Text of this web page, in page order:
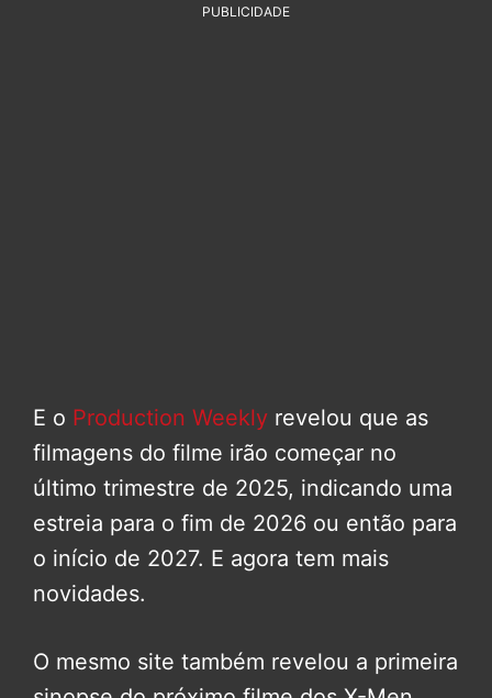
PUBLICIDADE
E o Production Weekly revelou que as
filmagens do filme irão começar no
último trimestre de 2025, indicando uma
estreia para o fim de 2026 ou então para
o início de 2027. E agora tem mais
novidades.
O mesmo site também revelou a primeira